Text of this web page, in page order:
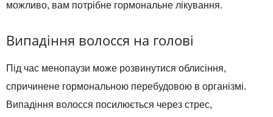
можливо, вам потрібне гормональне лікування.
Випадіння волосся на голові
Під час менопаузи може розвинутися облисіння,
спричинене гормональною перебудовою в організмі.
Випадіння волосся посилюється через стрес,